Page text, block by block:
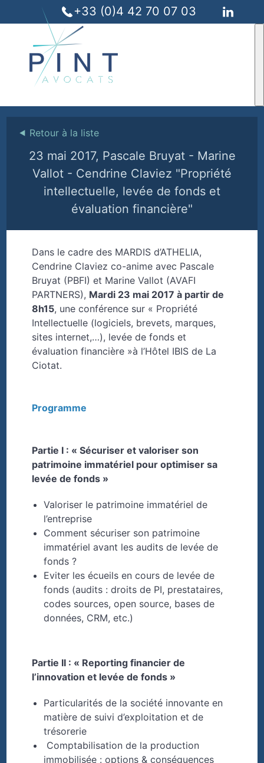
+33 (0)4 42 70 07 03
⯇ Retour à la liste
23 mai 2017, Pascale Bruyat - Marine
Vallot - Cendrine Claviez "Propriété
intellectuelle, levée de fonds et
évaluation financière"
Dans le cadre des MARDIS d’ATHELIA,
Cendrine Claviez co-anime avec Pascale
Bruyat (PBFI) et Marine Vallot (AVAFI
PARTNERS), Mardi 23 mai 2017 à partir de
8h15, une conférence sur « Propriété
Intellectuelle (logiciels, brevets, marques,
sites internet,…), levée de fonds et
évaluation financière »à l’Hôtel IBIS de La
Ciotat.
Programme
Partie I : « Sécuriser et valoriser son
patrimoine immatériel pour optimiser sa
levée de fonds »
Valoriser le patrimoine immatériel de
l’entreprise
Comment sécuriser son patrimoine
immatériel avant les audits de levée de
fonds ?
Eviter les écueils en cours de levée de
fonds (audits : droits de PI, prestataires,
codes sources, open source, bases de
données, CRM, etc.)
Partie II : « Reporting financier de
l’innovation et levée de fonds »
Particularités de la société innovante en
matière de suivi d’exploitation et de
trésorerie
Comptabilisation de la production
immobilisée : options & conséquences